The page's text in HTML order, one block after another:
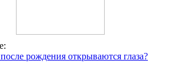
рождения открываются глаза?